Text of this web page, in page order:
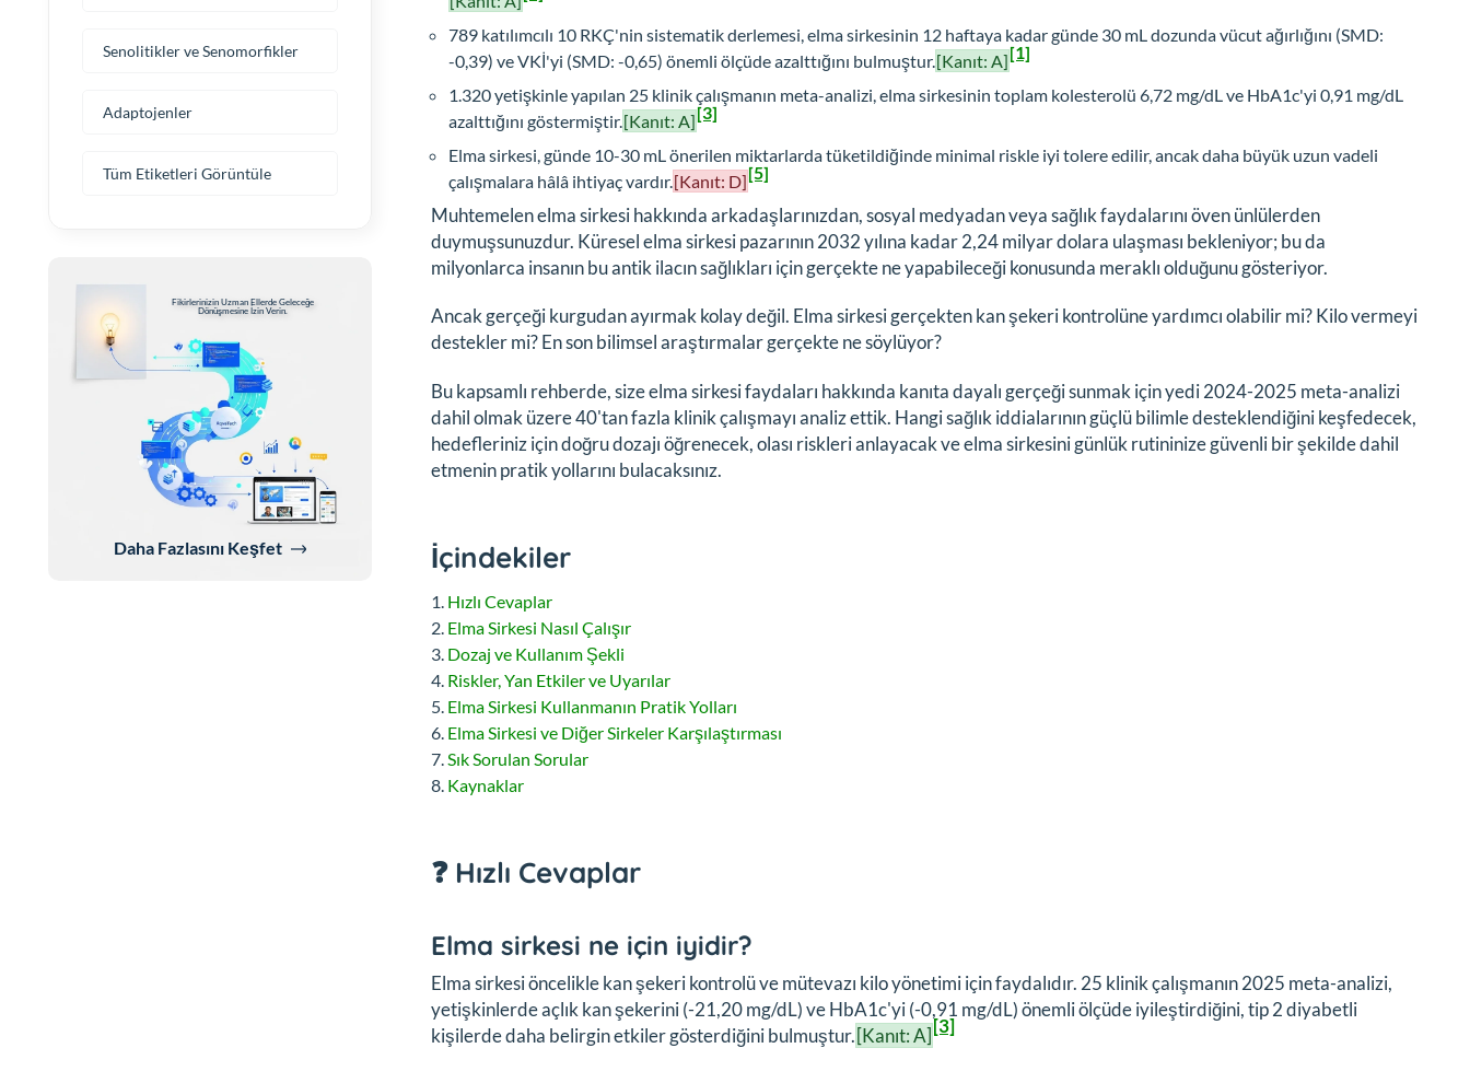
789 katılımcılı 10 RKÇ'nin sistematik derlemesi, elma sirkesinin 12 haftaya kadar günde 30 mL dozunda vücut ağırlığını (SMD:
-0,39) ve VKİ'yi (SMD: -0,65) önemli ölçüde azalttığını bulmuştur.[Kanıt: A][1]
1.320 yetişkinle yapılan 25 klinik çalışmanın meta-analizi, elma sirkesinin toplam kolesterolü 6,72 mg/dL ve HbA1c'yi 0,91 mg/dL
azalttığını göstermiştir.[Kanıt: A][3]
Elma sirkesi, günde 10-30 mL önerilen miktarlarda tüketildiğinde minimal riskle iyi tolere edilir, ancak daha büyük uzun vadeli
çalışmalara hâlâ ihtiyaç vardır.[Kanıt: D][5]
Muhtemelen elma sirkesi hakkında arkadaşlarınızdan, sosyal medyadan veya sağlık faydalarını öven ünlülerden
duymuşsunuzdur. Küresel elma sirkesi pazarının 2032 yılına kadar 2,24 milyar dolara ulaşması bekleniyor; bu da
milyonlarca insanın bu antik ilacın sağlıkları için gerçekte ne yapabileceği konusunda meraklı olduğunu gösteriyor.
Ancak gerçeği kurgudan ayırmak kolay değil. Elma sirkesi gerçekten kan şekeri kontrolüne yardımcı olabilir mi? Kilo vermeyi
destekler mi? En son bilimsel araştırmalar gerçekte ne söylüyor?
Bu kapsamlı rehberde, size elma sirkesi faydaları hakkında kanıta dayalı gerçeği sunmak için yedi 2024-2025 meta-analizi
dahil olmak üzere 40'tan fazla klinik çalışmayı analiz ettik. Hangi sağlık iddialarının güçlü bilimle desteklendiğini keşfedecek,
hedefleriniz için doğru dozajı öğrenecek, olası riskleri anlayacak ve elma sirkesini günlük rutininize güvenli bir şekilde dahil
etmenin pratik yollarını bulacaksınız.
İçindekiler
Hızlı Cevaplar
Elma Sirkesi Nasıl Çalışır
Dozaj ve Kullanım Şekli
Riskler, Yan Etkiler ve Uyarılar
Elma Sirkesi Kullanmanın Pratik Yolları
Elma Sirkesi ve Diğer Sirkeler Karşılaştırması
Sık Sorulan Sorular
Kaynaklar
❓ Hızlı Cevaplar
Elma sirkesi ne için iyidir?
Elma sirkesi öncelikle kan şekeri kontrolü ve mütevazı kilo yönetimi için faydalıdır. 25 klinik çalışmanın 2025 meta-analizi,
yetişkinlerde açlık kan şekerini (-21,20 mg/dL) ve HbA1c'yi (-0,91 mg/dL) önemli ölçüde iyileştirdiğini, tip 2 diyabetli
kişilerde daha belirgin etkiler gösterdiğini bulmuştur.[Kanıt: A][3]
Senolitikler ve Senomorfikler
Adaptojenler
Tüm Etiketleri Görüntüle
Fikirlerinizin Uzman Ellerde Geleceğe
Dönüşmesine İzin Verin.
Daha Fazlasını Keşfet